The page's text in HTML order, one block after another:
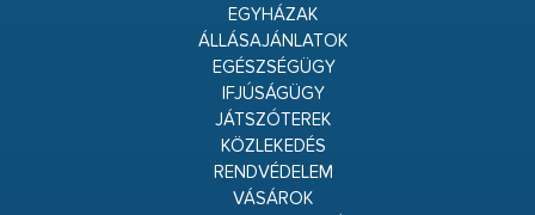
EGYHÁZAK
ÁLLÁSAJÁNLATOK
EGÉSZSÉGÜGY
IFJÚSÁGÜGY
JÁTSZÓTEREK
KÖZLEKEDÉS
RENDVÉDELEM
VÁSÁROK